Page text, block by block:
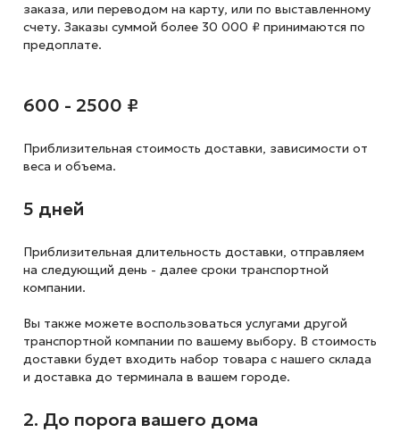
заказа, или переводом на карту, или по выставленному
счету. Заказы суммой более 30 000 ₽ принимаются по
предоплате.
600 - 2500 ₽
Приблизительная стоимость доставки, зависимости от
веса и объема.
5 дней
Приблизительная длительность доставки, отправляем
на следующий день - далее сроки транспортной
компании.
Вы также можете воспользоваться услугами другой
транспортной компании по вашему выбору. В стоимость
доставки будет входить набор товара с нашего склада
и доставка до терминала в вашем городе.
2. До порога вашего дома